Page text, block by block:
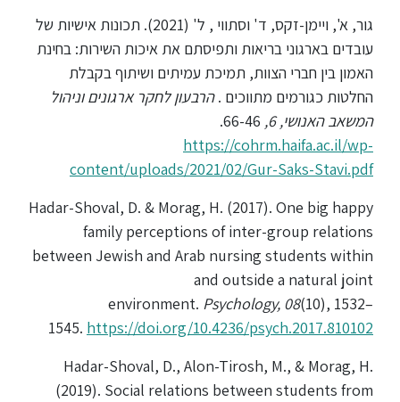
גור, א', ויימן-זקס, ד' וסתווי , ל' (2021). תכונות אישיות של
עובדים בארגוני בריאות ותפיסתם את איכות השירות: בחינת
האמון בין חברי הצוות, תמיכת עמיתים ושיתוף בקבלת
החלטות כגורמים מתווכים .הרבעון לחקר ארגונים וניהול
המשאב האנושי, 6,
66-46.
https://cohrm.haifa.ac.il/wp-
content/uploads/2021/02/Gur-Saks-Stavi.pdf
Hadar-Shoval, D. & Morag, H. (2017). One big happy
family perceptions of inter-group relations
between Jewish and Arab nursing students within
and outside a natural joint
environment. Psychology, 08(10), 1532–
1545. https://doi.org/10.4236/psych.2017.810102
Hadar-Shoval, D., Alon-Tirosh, M., & Morag, H.
(2019). Social relations between students from